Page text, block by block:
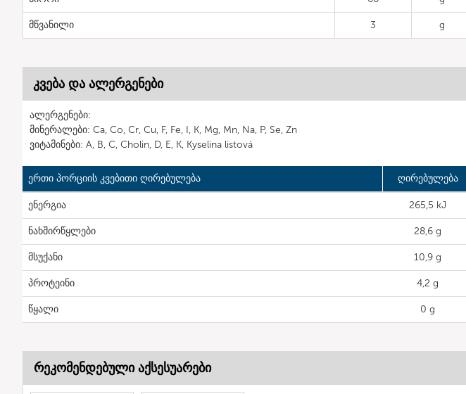
მწვანილი 3 g
კვება და ალერგენები
ალერგენები:
მინერალები: Ca, Co, Cr, Cu, F, Fe, I, K, Mg, Mn, Na, P, Se, Zn
ვიტამინები: A, B, C, Cholin, D, E, K, Kyselina listová
ერთი პორციის კვებითი ღირებულება ღირებულება
ენერგია 265,5 kJ
ნახშირწყლები 28,6 g
მსუქანი 10,9 g
პროტეინი 4,2 g
წყალი 0 g
რეკომენდებული აქსესუარები